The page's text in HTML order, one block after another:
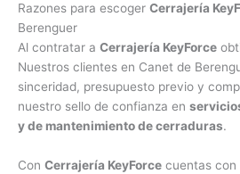
Razones para escoger Cerrajería
Berenguer
Al contratar a Cerrajería KeyForce
Nuestros clientes en Canet de
sinceridad, presupuesto previo y
nuestro sello de confianza en
y de mantenimiento de cerraduras.
Con Cerrajería KeyForce cuentas con